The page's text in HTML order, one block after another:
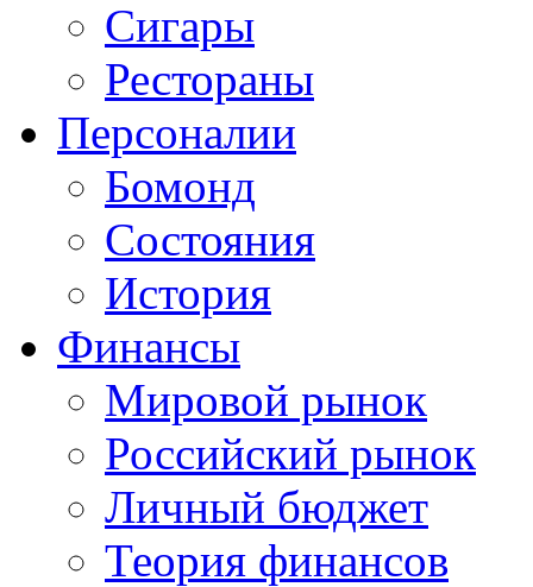
Сигары
Рестораны
Персоналии
Бомонд
Состояния
История
Финансы
Мировой рынок
Российский рынок
Личный бюджет
Теория финансов